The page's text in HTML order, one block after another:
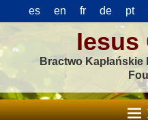
es en fr de pt
Iesus
Bractwo